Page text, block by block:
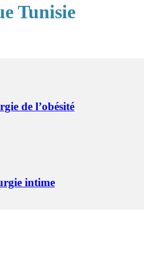
Tunisie
de l’obésité
intime